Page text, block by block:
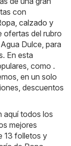
con
calzado y
ofertas del rubro
Dulce, para
En esta
como .
en un solo
descuentos
aquí todos los
mejores
13 folletos y